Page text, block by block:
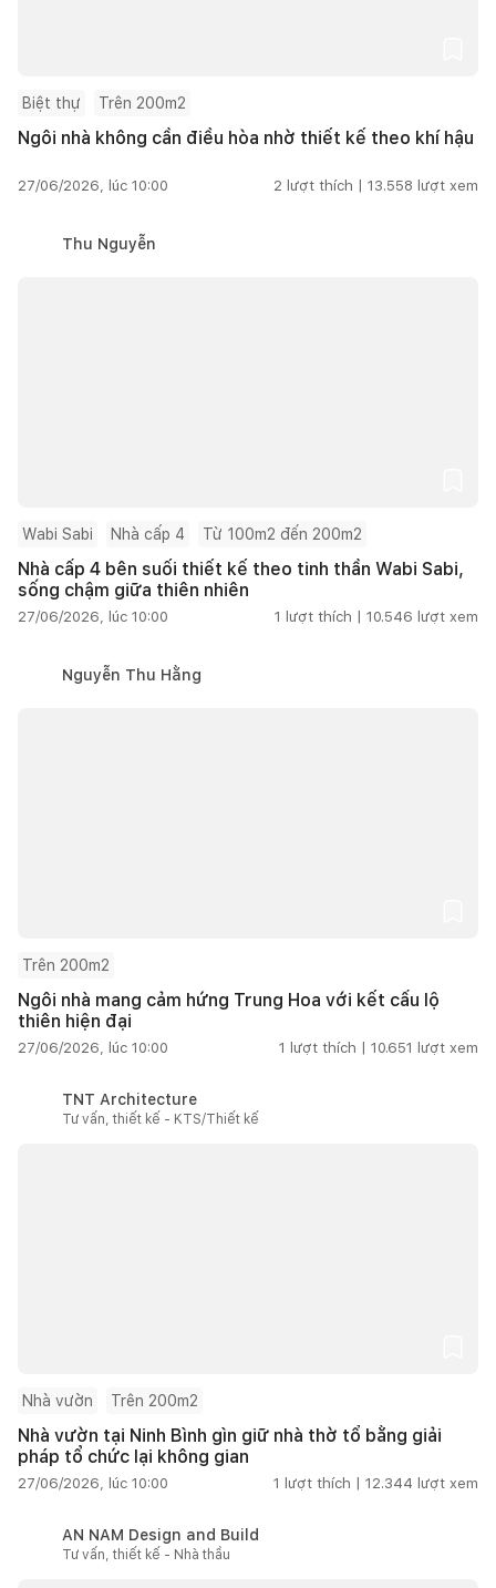
Biệt thự Trên 200m2
Ngôi nhà không cần điều hòa nhờ thiết kế theo khí hậu
27/06/2026, lúc 10:00 2 lượt thích | 13.558 lượt xem
Thu Nguyễn
Wabi Sabi Nhà cấp 4 Từ 100m2 đến 200m2
Nhà cấp 4 bên suối thiết kế theo tinh thần Wabi Sabi,
sống chậm giữa thiên nhiên
27/06/2026, lúc 10:00 1 lượt thích | 10.546 lượt xem
Nguyễn Thu Hằng
Trên 200m2
Ngôi nhà mang cảm hứng Trung Hoa với kết cấu lộ
thiên hiện đại
27/06/2026, lúc 10:00 1 lượt thích | 10.651 lượt xem
TNT Architecture
Tư vấn, thiết kế - KTS/Thiết kế
Nhà vườn Trên 200m2
Nhà vườn tại Ninh Bình gìn giữ nhà thờ tổ bằng giải
pháp tổ chức lại không gian
27/06/2026, lúc 10:00 1 lượt thích | 12.344 lượt xem
AN NAM Design and Build
Tư vấn, thiết kế - Nhà thầu